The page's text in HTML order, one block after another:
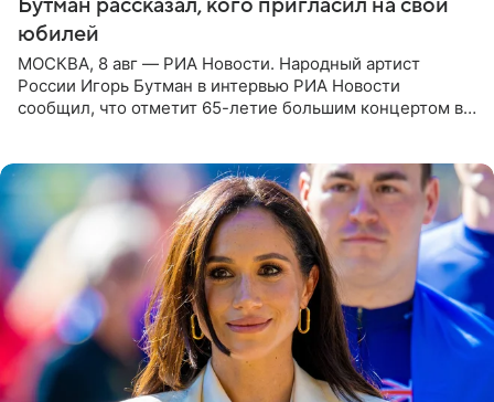
Бутман рассказал, кого пригласил на свой
юбилей
МОСКВА, 8 авг — РИА Новости. Народный артист
России Игорь Бутман в интервью РИА Новости
сообщил, что отметит 65-летие большим концертом в